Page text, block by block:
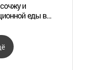
и
еды в
박물관)